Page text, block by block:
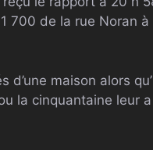
700 de la rue Noran
maison alors
la cinquantaine leur a